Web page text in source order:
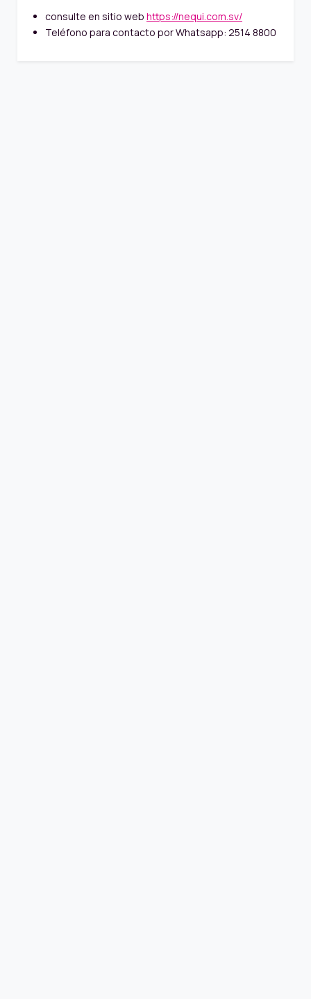
consulte en sitio web https://nequi.com.sv/
Teléfono para contacto por Whatsapp: 2514 8800